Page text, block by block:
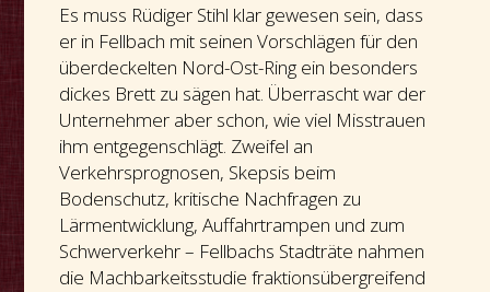
Es muss Rüdiger Stihl klar gewesen sein, dass
er in Fellbach mit seinen Vorschlägen für den
überdeckelten Nord-Ost-Ring ein besonders
dickes Brett zu sägen hat. Überrascht war der
Unternehmer aber schon, wie viel Misstrauen
ihm entgegenschlägt. Zweifel an
Verkehrsprognosen, Skepsis beim
Bodenschutz, kritische Nachfragen zu
Lärmentwicklung, Auffahrtrampen und zum
Schwerverkehr – Fellbachs Stadträte nahmen
die Machbarkeitsstudie fraktionsübergreifend